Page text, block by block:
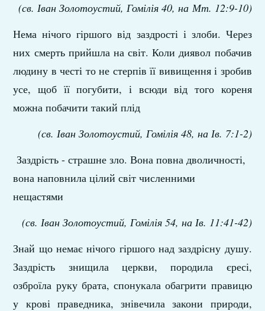
(св. Іван Золотоустий, Гомілія 40, на Мт. 12:9-10)
Нема нічого гіршого від заздрості і злоби. Через
них смерть прийшла на світ. Коли диявол побачив
людину в честі то не стерпів її вивищення і зробив
усе, щоб її погубити, і всюди від того кореня
можна побачити такий плід
(св. Іван Золотоустий, Гомілія 48, на Ів. 7:1-2)
Заздрість - страшне зло. Вона повна дволичності,
вона наповнила цілий світ численними
нещастями
(св. Іван Золотоустий, Гомілія 54, на Ів. 11:41-42)
Знай що немає нічого гіршого над заздрісну душу.
Заздрість знищила церкви, породила єресі,
озброїла руку брата, спонукала обагрити правицю
у крові праведника, знівечила закони природи,